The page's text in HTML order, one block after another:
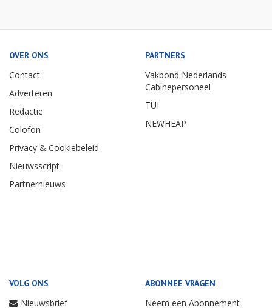
OVER ONS
Contact
Adverteren
Redactie
Colofon
Privacy & Cookiebeleid
Nieuwsscript
Partnernieuws
PARTNERS
Vakbond Nederlands
Cabinepersoneel
TUI
NEWHEAP
VOLG ONS
Nieuwsbrief
ABONNEE VRAGEN
Neem een Abonnement